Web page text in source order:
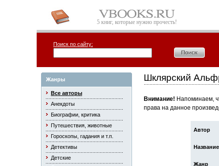
5 книг, которые нужно прочесть!
Поиск по сайту:
Жанры
Все авторы
Анекдоты
Биографии, критика
Путешествия, животные
Гороскопы, гадания и т.п.
Детективы
Детские
Шклярский
Внимание! Напоминаем,
права на данное
Автор
Название
Жанр